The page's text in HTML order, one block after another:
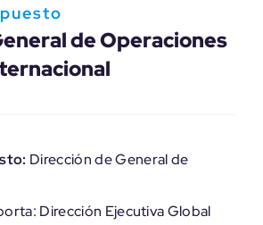
de Operaciones
Dirección de General de
Dirección Ejecutiva Global